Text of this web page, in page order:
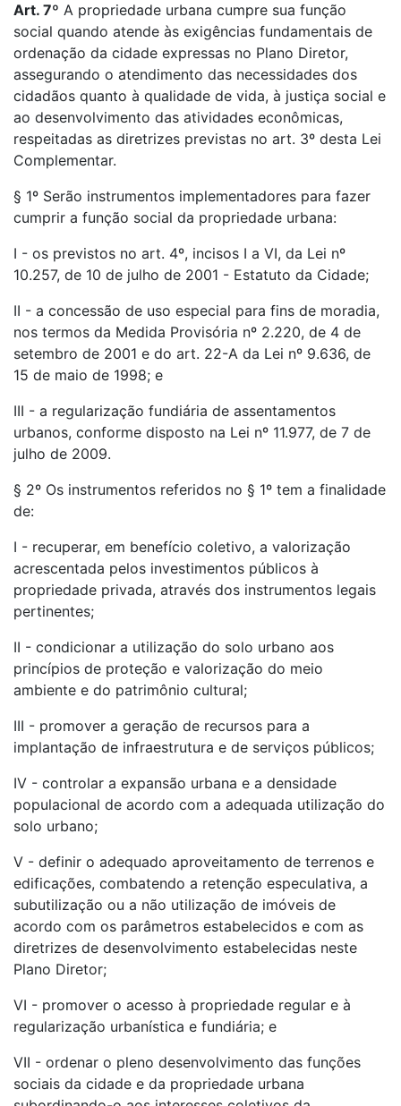
Art. 7º A propriedade urbana cumpre sua função
social quando atende às exigências fundamentais de
ordenação da cidade expressas no Plano Diretor,
assegurando o atendimento das necessidades dos
cidadãos quanto à qualidade de vida, à justiça social e
ao desenvolvimento das atividades econômicas,
respeitadas as diretrizes previstas no art. 3º desta Lei
Complementar.
§ 1º Serão instrumentos implementadores para fazer
cumprir a função social da propriedade urbana:
I - os previstos no art. 4º, incisos I a VI, da Lei nº
10.257, de 10 de julho de 2001 - Estatuto da Cidade;
II - a concessão de uso especial para fins de moradia,
nos termos da Medida Provisória nº 2.220, de 4 de
setembro de 2001 e do art. 22-A da Lei nº 9.636, de
15 de maio de 1998; e
III - a regularização fundiária de assentamentos
urbanos, conforme disposto na Lei nº 11.977, de 7 de
julho de 2009.
§ 2º Os instrumentos referidos no § 1º tem a finalidade
de:
I - recuperar, em benefício coletivo, a valorização
acrescentada pelos investimentos públicos à
propriedade privada, através dos instrumentos legais
pertinentes;
II - condicionar a utilização do solo urbano aos
princípios de proteção e valorização do meio
ambiente e do patrimônio cultural;
III - promover a geração de recursos para a
implantação de infraestrutura e de serviços públicos;
IV - controlar a expansão urbana e a densidade
populacional de acordo com a adequada utilização do
solo urbano;
V - definir o adequado aproveitamento de terrenos e
edificações, combatendo a retenção especulativa, a
subutilização ou a não utilização de imóveis de
acordo com os parâmetros estabelecidos e com as
diretrizes de desenvolvimento estabelecidas neste
Plano Diretor;
VI - promover o acesso à propriedade regular e à
regularização urbanística e fundiária; e
VII - ordenar o pleno desenvolvimento das funções
sociais da cidade e da propriedade urbana